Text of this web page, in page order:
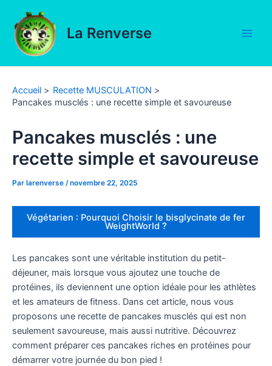
contenu
La Renverse
Accueil
Recette MUSCULATION
Pancakes musclés : une recette simple et savoureuse
Pancakes musclés : une
recette simple et savoureuse
Par larenverse /novembre 22, 2025
Végétarien : Pourquoi Choisir le bisglycinate de fer
WeightWorld ?
Les pancakes sont une véritable institution du petit-
déjeuner, mais lorsque vous ajoutez une touche de
protéines, ils deviennent une option idéale pour les athlètes
et les amateurs de fitness. Dans cet article, nous vous
proposons une recette de pancakes musclés qui est non
seulement savoureuse, mais aussi nutritive. Découvrez
comment préparer ces pancakes riches en protéines pour
démarrer votre journée du bon pied !